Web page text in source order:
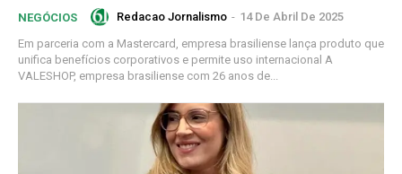
NEGÓCIOS Redacao Jornalismo - 14 De Abril De 2025
Em parceria com a Mastercard, empresa brasiliense lança produto que
unifica benefícios corporativos e permite uso internacional A
VALESHOP, empresa brasiliense com 26 anos de...